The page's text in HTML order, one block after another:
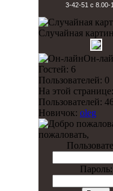
3-42-51 с 8.00-
Случайная
Он-
Гостей: 6
Пользователей: 0
На этой
Пользователей:
Новичок: oleg
пожаловать,
Пароль: